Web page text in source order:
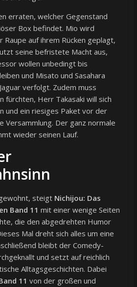
erraten, welcher Gegenstand
Box befindet. Mio wird
Raupe auf ihrem Rücken geplagt,
seine befristete Macht aus,
wollen unbedingt bis
und Misato und Sasahara
verfolgt. Zudem muss
fürchten, Herr Takasaki will sich
und ein riesiges Paket vor der
Versammlung. Der ganz normale
wieder seinen Lauf.
steigt Nichijou: Das
Band 11 mit einer wenige Seiten
die den abgedrehten Humor
Mal dreht sich alles um eine
bleibt der Comedy-
und setzt auf reichlich
Alltagsgeschichten. Dabei
11 von der großen und